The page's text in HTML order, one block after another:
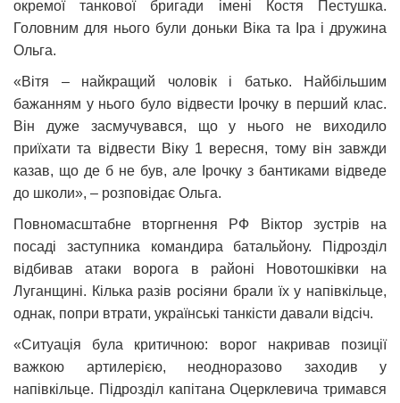
окремої танкової бригади імені Костя Пестушка.
Головним для нього були доньки Віка та Іра і дружина
Ольга.
«Вітя – найкращий чоловік і батько. Найбільшим
бажанням у нього було відвести Ірочку в перший клас.
Він дуже засмучувався, що у нього не виходило
приїхати та відвести Віку 1 вересня, тому він завжди
казав, що де б не був, але Ірочку з бантиками відведе
до школи», – розповідає Ольга.
Повномасштабне вторгнення РФ Віктор зустрів на
посаді заступника командира батальйону. Підрозділ
відбивав атаки ворога в районі Новотошківки на
Луганщині. Кілька разів росіяни брали їх у напівкільце,
однак, попри втрати, українські танкісти давали відсіч.
«Ситуація була критичною: ворог накривав позиції
важкою артилерією, неодноразово заходив у
напівкільце. Підрозділ капітана Оцерклевича тримався